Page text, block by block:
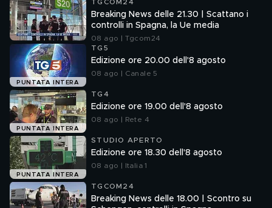
TGCOM24
Breaking News delle 21.30 | Scattano i
controlli in Spagna, la Ue media
08 ago | Tgcom24
PUNTATA INTERA
TG5
Edizione ore 20.00 dell'8 agosto
08 ago | Canale 5
PUNTATA INTERA
TG4
Edizione ore 19.00 dell'8 agosto
08 ago | Rete 4
PUNTATA INTERA
STUDIO APERTO
Edizione ore 18.30 dell'8 agosto
08 ago | Italia 1
TGCOM24
Breaking News delle 18.00 | Scontro su